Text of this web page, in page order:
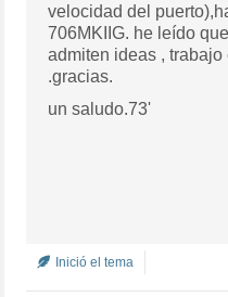
velocidad del
706MKIIG. he leído que es de la librería. Se
admiten ideas ,
.gracias.
un saludo.73'
Inició el tema